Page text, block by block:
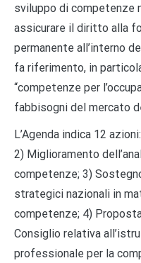
sviluppo di competenze
assicurare il diritto alla
permanente all’interno
fa riferimento, in
“competenze per
fabbisogni del mercato
L’Agenda indica 12
2) Miglioramento
competenze; 3)
strategici nazionali in
competenze; 4)
Consiglio relativa
professionale per la